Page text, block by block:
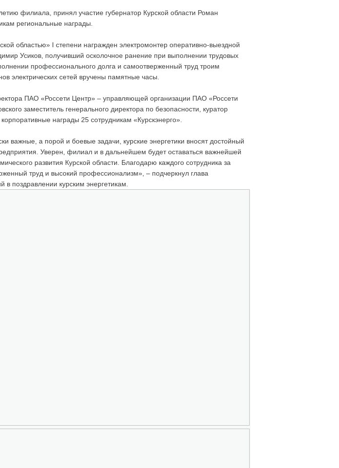
филиала, принял участие губернатор Курской области Роман
региональные награды.
областью» I степени награжден электромонтер оперативно-выездной
Усиков, получивший осколочное ранение при выполнении трудовых
профессионального долга и самоотверженный труд троим
электрических сетей вручены памятные часы.
ПАО «Россети Центр» – управляющей организации ПАО «Россети
заместитель генерального директора по безопасности, куратор
награды 25 сотрудникам «Курскэнерго».
важные, а порой и боевые задачи, курские энергетики вносят достойный
Уверен, филиал и в дальнейшем будет оставаться важнейшей
развития Курской области. Благодарю каждого сотрудника за
труд и высокий профессионализм», – подчеркнул глава
в поздравлении курским энергетикам.